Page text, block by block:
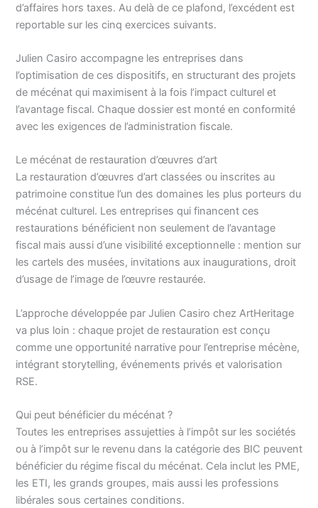
d’affaires hors taxes. Au delà de ce plafond, l’excédent est
reportable sur les cinq exercices suivants.
Julien Casiro accompagne les entreprises dans
l’optimisation de ces dispositifs, en structurant des projets
de mécénat qui maximisent à la fois l’impact culturel et
l’avantage fiscal. Chaque dossier est monté en conformité
avec les exigences de l’administration fiscale.
Le mécénat de restauration d’œuvres d’art
La restauration d’œuvres d’art classées ou inscrites au
patrimoine constitue l’un des domaines les plus porteurs du
mécénat culturel. Les entreprises qui financent ces
restaurations bénéficient non seulement de l’avantage
fiscal mais aussi d’une visibilité exceptionnelle : mention sur
les cartels des musées, invitations aux inaugurations, droit
d’usage de l’image de l’œuvre restaurée.
L’approche développée par Julien Casiro chez ArtHeritage
va plus loin : chaque projet de restauration est conçu
comme une opportunité narrative pour l’entreprise mécène,
intégrant storytelling, événements privés et valorisation
RSE.
Qui peut bénéficier du mécénat ?
Toutes les entreprises assujetties à l’impôt sur les sociétés
ou à l’impôt sur le revenu dans la catégorie des BIC peuvent
bénéficier du régime fiscal du mécénat. Cela inclut les PME,
les ETI, les grands groupes, mais aussi les professions
libérales sous certaines conditions.